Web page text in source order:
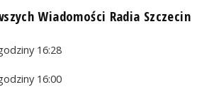
Wiadomości Radia Szczecin
16:28
16:00